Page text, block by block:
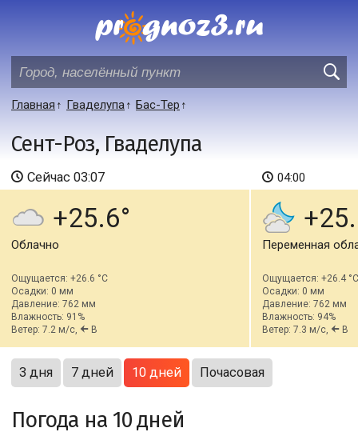
Главная Гваделупа Бас-Тер
Сент-Роз, Гваделупа
Сейчас 03:07
+25.6
Облачно
Ощущается: +26.6 °C
Осадки: 0 мм
Давление: 762 мм
Влажность: 91%
Ветер: 7.2 м/с,
В
04:00
Переменная
Ощущается: +26.4 °C
Осадки: 0 мм
Давление: 762 мм
Влажность: 94%
Ветер: 7.3 м/с,
В
3 дня 7 дней 10 дней Почасовая
Погода на 10 дней